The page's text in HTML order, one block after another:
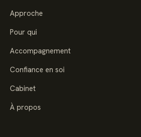
Approche
Pour qui
Accompagnement
Confiance en soi
Cabinet
À propos